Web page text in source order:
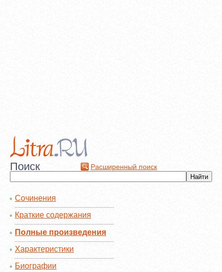
Поиск Расширенный поиск
Сочинения
Краткие содержания
Полные произведения
Характеристики
Биографии